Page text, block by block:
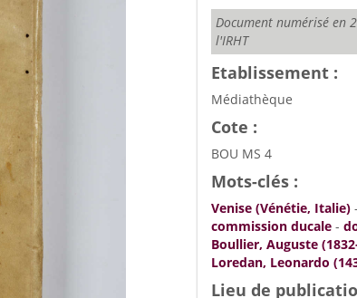
Document numérisé en
l'IRHT
Etablissement :
Médiathèque
Cote :
BOU MS 4
Mots-clés :
Venise (Vénétie, Italie)-
commission ducale-
Boullier, Auguste
Loredan, Leonardo
Lieu de